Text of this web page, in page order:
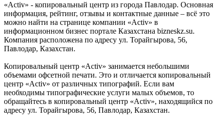
«Activ» - копировальный центр из города Павлодар. Основная
информация, рейтинг, отзывы и контактные данные – всё это
можно найти на странице компании «Activ» в
информационном бизнес портале Казахстана bizneskz.su.
Компания расположена по адресу ул. Торайгырова, 56,
Павлодар, Казахстан.
Копировальный центр «Activ» занимается небольшими
объемами офсетной печати. Это и отличается копировальный
центр «Activ» от различных типографий. Если вам
необходимы типографические услуги малых объемов, то
обращайтесь в копировальный центр «Activ», находящийся по
адресу ул. Торайгырова, 56, Павлодар, Казахстан.